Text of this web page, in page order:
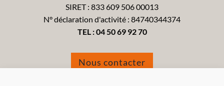
SIRET : 833 609 506 00013
N° déclaration d'activité : 84740344374
TEL :04 50 69 92 70
Nous contacter